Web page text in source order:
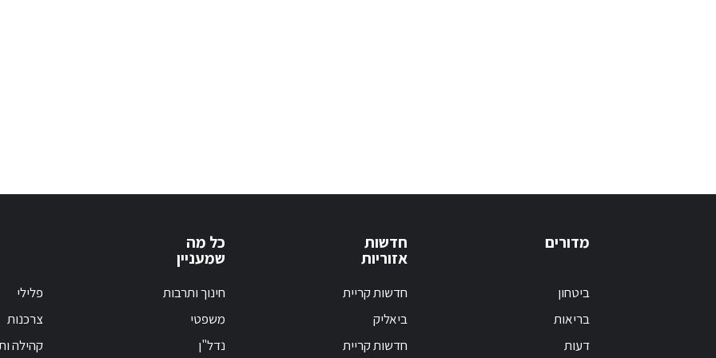
מדורים
ביטחון
בריאות
דעות
חדשות
אזוריות
חדשות קריית
ביאליק
חדשות קריית
כל מה
שמעניין
חינוך ותרבות
משפטי
נדל"ן
פלילי
צרכנות
קהילה